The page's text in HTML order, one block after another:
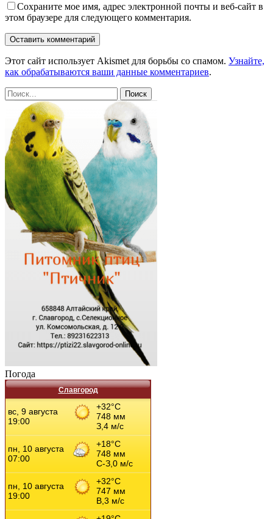
Сохраните мое имя, адрес электронной почты и веб-сайт в
этом браузере для следующего комментария.
Этот сайт использует Akismet для борьбы со спамом. Узнайте,
как обрабатываются ваши данные комментариев.
Погода
Славгород